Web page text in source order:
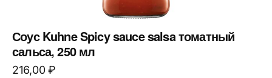
Соус Kuhne Spicy sauce salsa томатный
сальса, 250 мл
216,00₽